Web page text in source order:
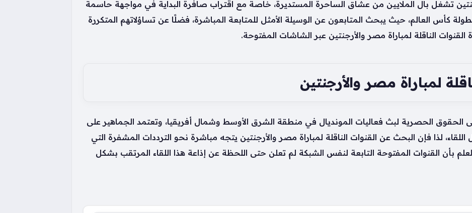
تشغل بال الملايين من عشاق الساحرة المستديرة، خاصة مع اقتراب صافرة البداية في مواجهة حاسمة
كأس العالم، حيث يبحث المتابعون عن الوسيلة الأمثل للمتابعة المباشرة، فضلًا عن تساؤلاتهم المتكررة
الناقلة لمباراة مصر والأرجنتين عبر الشاشات المفتوحة.
لمباراة مصر والأرجنتين
الحصرية لبث فعاليات المونديال في منطقة الشرق الأوسط وشمال أفريقيا، وتعتمد الجماهير على
لذا فإن البحث عن القنوات الناقلة لمباراة مصر والأرجنتين يتجه مباشرة نحو الترددات المشفرة التي
بأن القنوات المفتوحة التابعة لنفس الشبكة لم تعلن حتى اللحظة عن إذاعة هذا اللقاء المرتقب بشكل